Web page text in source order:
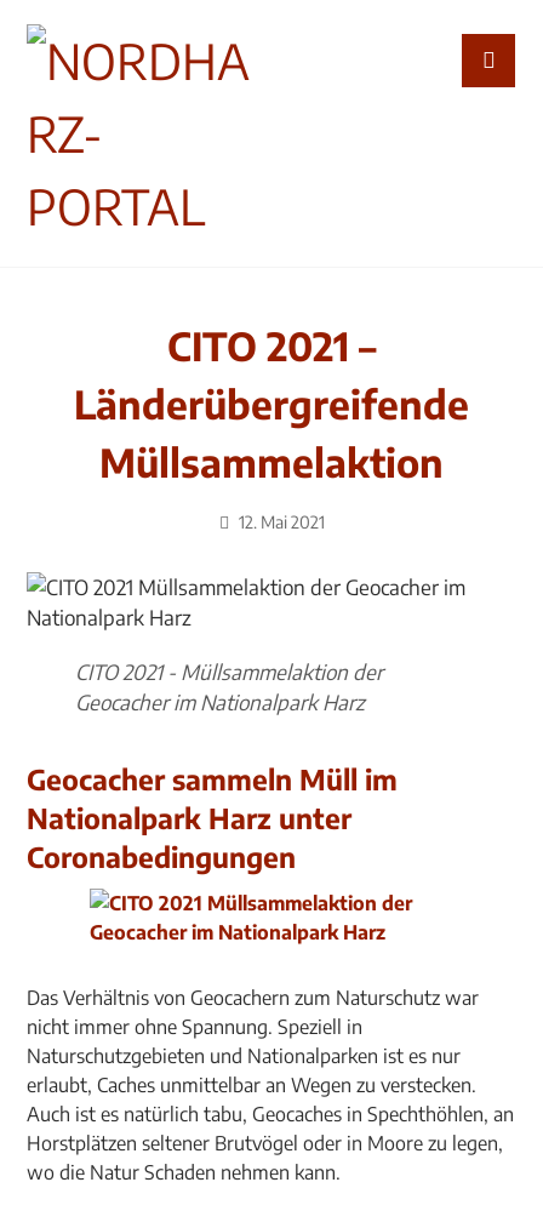
CITO 2021 –
Länderübergreifende
Müllsammelaktion
12. Mai 2021
CITO 2021 - Müllsammelaktion der
Geocacher im Nationalpark Harz
Geocacher sammeln Müll im
Nationalpark Harz unter
Coronabedingungen
Das Verhältnis von Geocachern zum Naturschutz war
nicht immer ohne Spannung. Speziell in
Naturschutzgebieten und Nationalparken ist es nur
erlaubt, Caches unmittelbar an Wegen zu verstecken.
Auch ist es natürlich tabu, Geocaches in Spechthöhlen, an
Horstplätzen seltener Brutvögel oder in Moore zu legen,
wo die Natur Schaden nehmen kann.